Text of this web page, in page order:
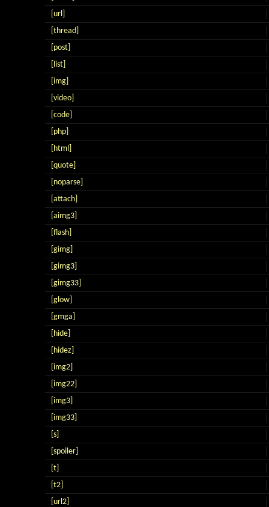
[url]
[thread]
[post]
[list]
[img]
[video]
[code]
[php]
[html]
[quote]
[noparse]
[attach]
[aimg3]
[flash]
[gimg]
[gimg3]
[gimg33]
[glow]
[gmga]
[hide]
[hidez]
[img2]
[img22]
[img3]
[img33]
[s]
[spoiler]
[t]
[t2]
[url2]